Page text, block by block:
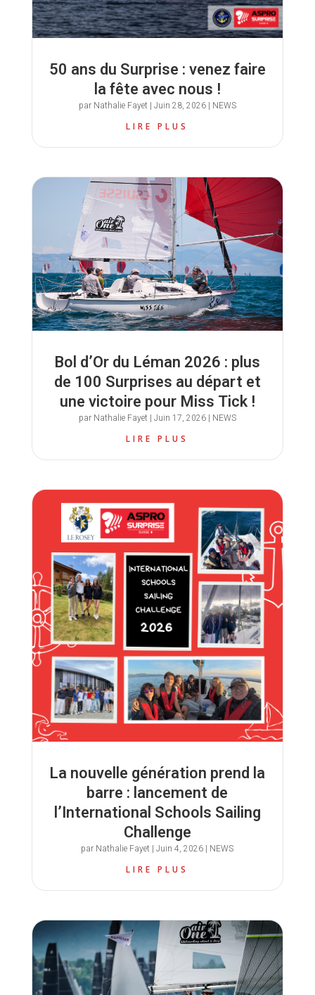
50 ans du Surprise : venez faire
la fête avec nous !
par Nathalie Fayet| Juin 28, 2026| NEWS
LIRE PLUS
Bol d’Or du Léman 2026 : plus
de 100 Surprises au départ et
une victoire pour Miss Tick !
par Nathalie Fayet| Juin 17, 2026| NEWS
LIRE PLUS
La nouvelle génération prend la
barre : lancement de
l’International Schools Sailing
Challenge
par Nathalie Fayet |Juin 4, 2026 | NEWS
LIRE PLUS